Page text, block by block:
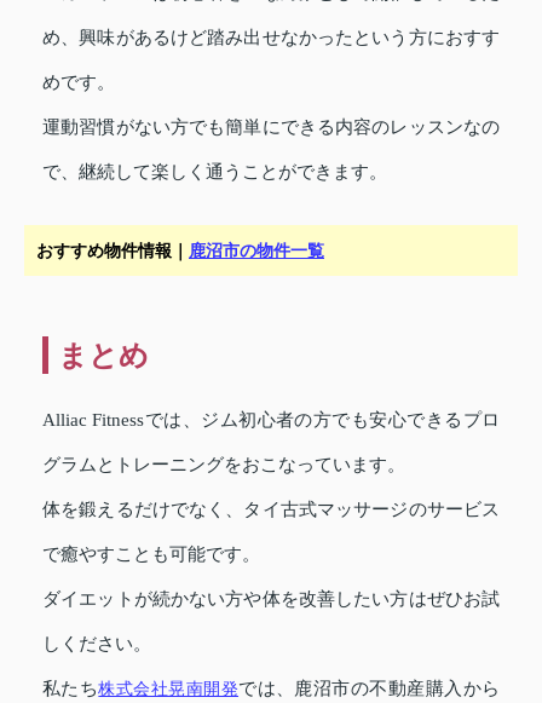
め、興味があるけど踏み出せなかったという方におすす
めです。
運動習慣がない方でも簡単にできる内容のレッスンなの
で、継続して楽しく通うことができます。
おすすめ物件情報｜ 鹿沼市の物件一覧
まとめ
Alliac Fitnessでは、ジム初心者の方でも安心できるプロ
グラムとトレーニングをおこなっています。
体を鍛えるだけでなく、タイ古式マッサージのサービス
で癒やすことも可能です。
ダイエットが続かない方や体を改善したい方はぜひお試
しください。
私たち株式会社晃南開発では、鹿沼市の不動産購入から